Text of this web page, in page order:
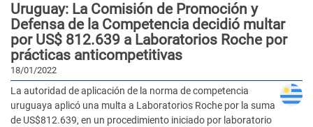
Uruguay: La Comisión de Promoción y
Defensa de la Competencia decidió multar
por US$ 812.639 a Laboratorios Roche por
prácticas anticompetitivas
18/01/2022
La autoridad de aplicación de la norma de competencia
uruguaya aplicó una multa a Laboratorios Roche por la suma
de US$812.639, en un procedimiento iniciado por laboratorio